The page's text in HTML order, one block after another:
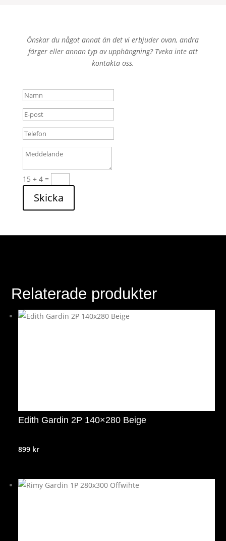
Önskar du något annat än det vi erbjuder ovan, andra
färger eller annan typ av upphängning? Tveka inte att
kontakta oss.
15 + 4=
Skicka
Relaterade produkter
Edith Gardin 2P 140×280 Beige
899 kr